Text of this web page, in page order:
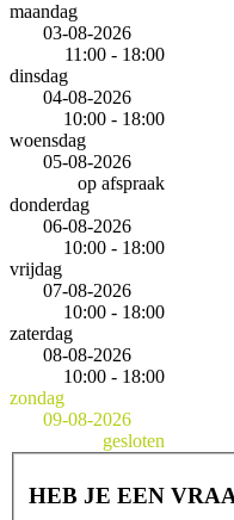
maandag
03-08-2026
11:00 - 18:00
dinsdag
04-08-2026
10:00 - 18:00
woensdag
05-08-2026
op afspraak
donderdag
06-08-2026
10:00 - 18:00
vrijdag
07-08-2026
10:00 - 18:00
zaterdag
08-08-2026
10:00 - 18:00
zondag
09-08-2026
gesloten
HEB JE EEN